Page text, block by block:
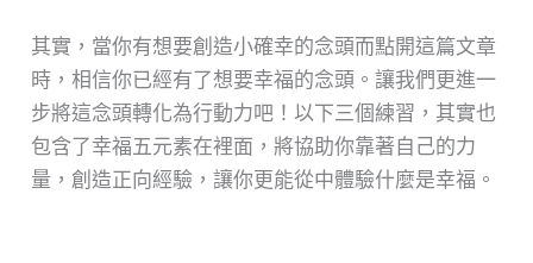
其實，當你有想要創造小確幸的念頭而點開這篇文章
時，相信你已經有了想要幸福的念頭。讓我們更進一
步將這念頭轉化為行動力吧！以下三個練習，其實也
包含了幸福五元素在裡面，將協助你靠著自己的力
量，創造正向經驗，讓你更能從中體驗什麼是幸福。